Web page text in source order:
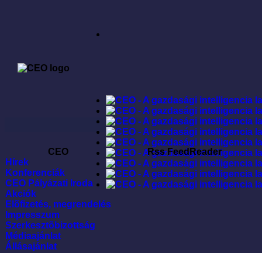
CEO
Hírek
Konferenciák
CEO Pályázati Iroda
Akciók
Elõfizetés, megrendelés
Impresszum
Szerkesztõbizottság
Médiaajánlat
Állásajánlat
Rss FeedReader